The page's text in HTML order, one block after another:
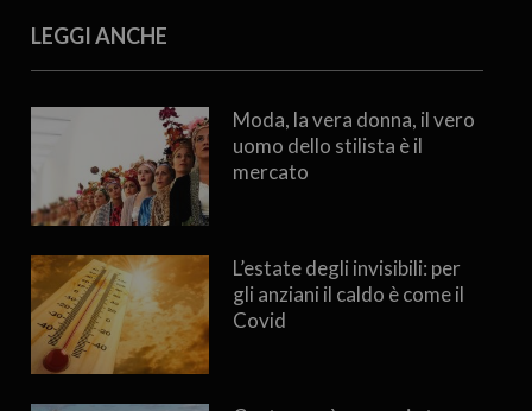
LEGGI ANCHE
Moda, la vera donna, il vero
uomo dello stilista è il
mercato
L’estate degli invisibili: per
gli anziani il caldo è come il
Covid